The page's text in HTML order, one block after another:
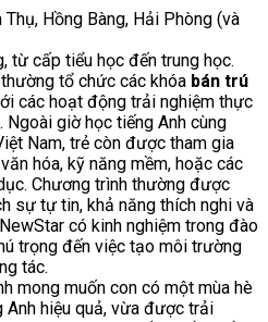
Thụ, Hồng Bàng, Hải Phòng (và
từ cấp tiểu học đến trung học.
tổ chức các khóa bán trú
các hoạt động trải nghiệm thực
Ngoài giờ học tiếng Anh cùng
Nam, trẻ còn được tham gia
hóa, kỹ năng mềm, hoặc các
Chương trình thường được
sự tự tin, khả năng thích nghi và
có kinh nghiệm trong đào
trọng đến việc tạo môi trường
tác.
mong muốn con có một mùa hè
Anh hiệu quả, vừa được trải